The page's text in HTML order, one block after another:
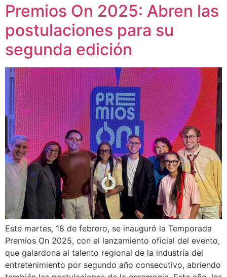
Premios On 2025: Abren las
postulaciones para su
segunda edición
Este martes, 18 de febrero, se inauguró la Temporada
Premios On 2025, con el lanzamiento oficial del evento,
que galardona al talento regional de la industria del
entretenimiento por segundo año consecutivo, abriendo